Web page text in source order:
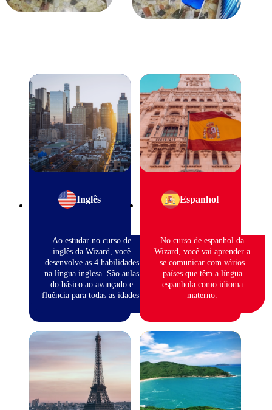
Inglês
Ao estudar no curso de
inglês da Wizard, você
desenvolve as 4 habilidades
na língua inglesa. São aulas
do básico ao avançado e
fluência para todas as idades.
Espanhol
No curso de espanhol da
Wizard, você vai aprender a
se comunicar com vários
países que têm a língua
espanhola como idioma
materno.